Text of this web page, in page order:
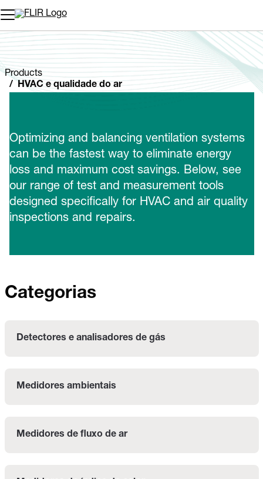
Products
HVAC e qualidade do ar
Optimizing and balancing ventilation systems
can be the fastest way to eliminate energy
loss and maximum cost savings. Below, see
our range of test and measurement tools
designed specifically for HVAC and air quality
inspections and repairs.
Categorias
Detectores e analisadores de gás
Medidores ambientais
Medidores de fluxo de ar